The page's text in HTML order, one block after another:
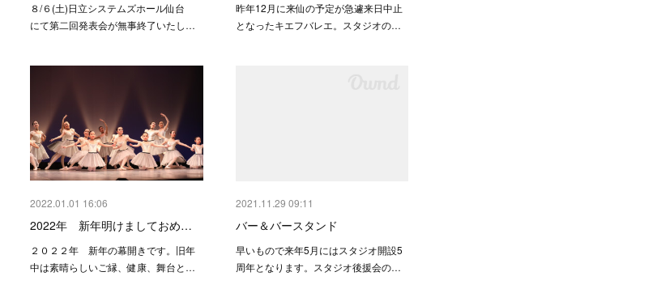
８/６(土)日立システムズホール仙台
にて第二回発表会が無事終了いたし…
昨年12月に来仙の予定が急遽来日中止
となったキエフバレエ。スタジオの…
2022.01.01 16:06
2022年 新年明けましておめ…
２０２２年 新年の幕開きです。旧年
中は素晴らしいご縁、健康、舞台と…
2021.11.29 09:11
バー＆バースタンド
早いもので来年5月にはスタジオ開設5
周年となります。スタジオ後援会の…